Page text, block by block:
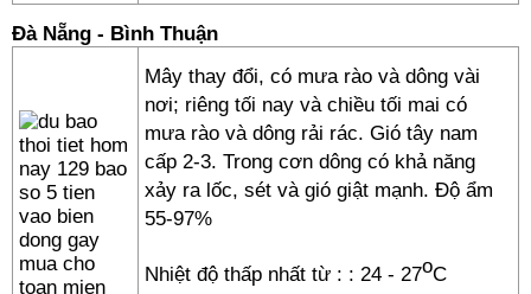
Đà Nẵng - Bình Thuận
Mây thay đổi, có mưa rào và dông vài
nơi; riêng tối nay và chiều tối mai có
mưa rào và dông rải rác. Gió tây nam
cấp 2-3. Trong cơn dông có khả năng
xảy ra lốc, sét và gió giật mạnh. Độ ẩm
55-97%
Nhiệt độ thấp nhất từ : : 24 - 27oC